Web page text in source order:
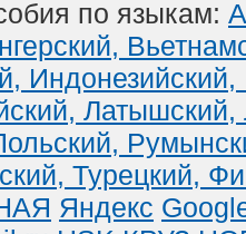
по языкам:
Индонезийский,
Латышский,
Турецкий,
Яндекс